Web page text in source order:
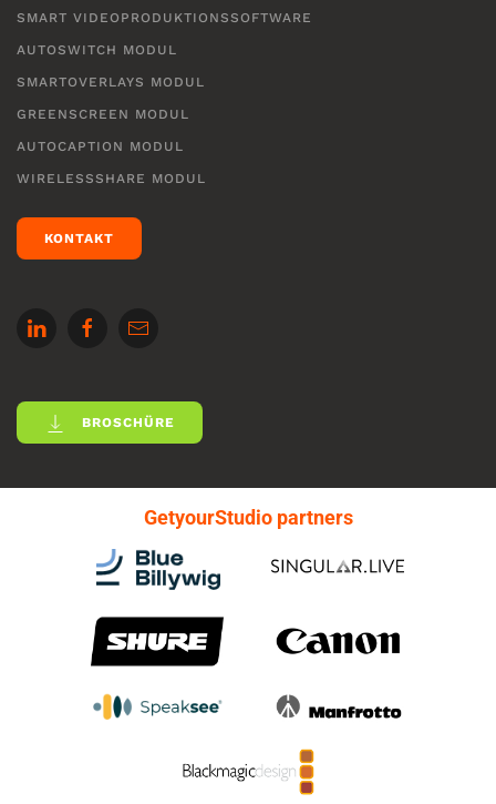
SMART VIDEOPRODUKTIONSSOFTWARE
AUTOSWITCH MODUL
SMARTOVERLAYS MODUL
GREENSCREEN MODUL
AUTOCAPTION MODUL
WIRELESSSHARE MODUL
KONTAKT
BROSCHÜRE
GetyourStudio partners